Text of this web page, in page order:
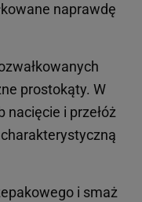
naprawdę
prostokąty. W
nacięcie i przełóż
i smaż